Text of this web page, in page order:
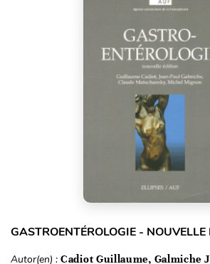
GASTROENTÉROLOGIE - NOUVELLE
Autor(en) : Cadiot Guillaume, Galmiche